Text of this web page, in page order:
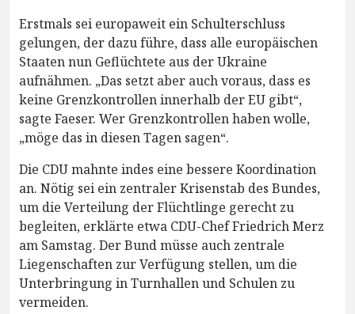
Erstmals sei europaweit ein Schulterschluss
gelungen, der dazu führe, dass alle europäischen
Staaten nun Geflüchtete aus der Ukraine
aufnähmen. „Das setzt aber auch voraus, dass es
keine Grenzkontrollen innerhalb der EU gibt“,
sagte Faeser. Wer Grenzkontrollen haben wolle,
„möge das in diesen Tagen sagen“.
Die CDU mahnte indes eine bessere Koordination
an. Nötig sei ein zentraler Krisenstab des Bundes,
um die Verteilung der Flüchtlinge gerecht zu
begleiten, erklärte etwa CDU-Chef Friedrich Merz
am Samstag. Der Bund müsse auch zentrale
Liegenschaften zur Verfügung stellen, um die
Unterbringung in Turnhallen und Schulen zu
vermeiden.